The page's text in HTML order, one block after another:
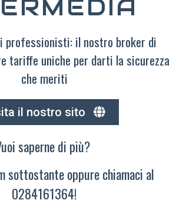
professionisti: il nostro broker di
tariffe uniche per darti la sicurezza
che meriti
il nostro sito
saperne di più?
sottostante oppure chiamaci al
0284161364!